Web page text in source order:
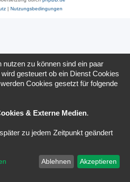
| Nutzungsbedingungen
zu können sind ein paar
gesteuert ob ein Dienst Cookies
Cookies gesetzt für folgende
& Externe Medien.
zu jedem Zeitpunkt geändert
Ablehnen Akzeptieren